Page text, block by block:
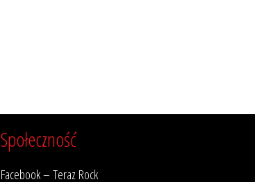
Społeczność
Facebook – Teraz Rock